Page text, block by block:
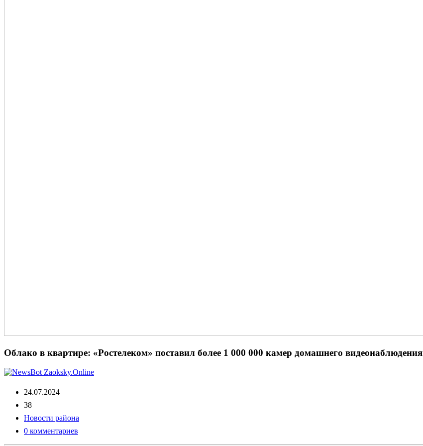
Облако в квартире: «Ростелеком» поставил более 1 000 000 камер домашнего видеонаблюдения
24.07.2024
38
Новости района
0 комментариев